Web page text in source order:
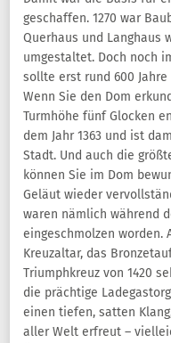
geschaffen. 1270 war
Querhaus und Langhaus
umgestaltet. Doch noch
sollte erst rund 600
Wenn Sie den Dom
Turmhöhe fünf Glocken
dem Jahr 1363 und ist
Stadt. Und auch die
können Sie im Dom
Geläut wieder
waren nämlich während
eingeschmolzen worden.
Kreuzaltar, das
Triumphkreuz von 1420
die prächtige
einen tiefen, satten
aller Welt erfreut –